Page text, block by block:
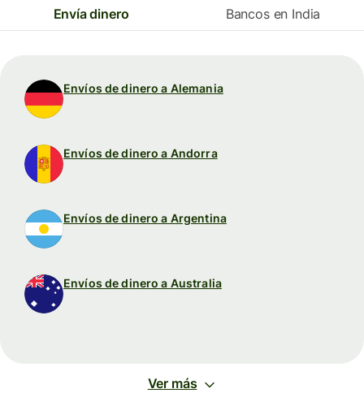
Envía dinero Bancos en India
Envíos de dinero a Alemania
Envíos de dinero a Andorra
Envíos de dinero a Argentina
Envíos de dinero a Australia
Ver más